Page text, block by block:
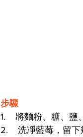
步驟
1.    將麵粉、糖、
2.    洗凈藍莓，留